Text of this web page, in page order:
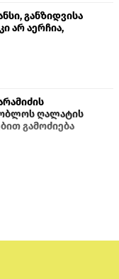
განზიდვისა
არ აერჩია,
ღალატის
გამოძიება